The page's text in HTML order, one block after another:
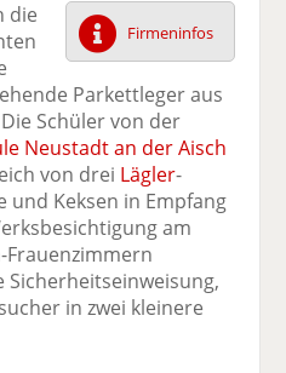
uf
F
ac
e
b
o
o
k
te
il
e
n
wi
tt
er
n
uf
Li
n
k
e
di
n
te
il
n
er
E
m
ai
v
se
n
e
n
ck
e
n
Firmeninfos
die
Parkettleger aus
Schüler von der
Neustadt an der Aisch
von drei Lägler-
Keksen in Empfang
am
Frauenzimmern
Sicherheitseinweisung,
in zwei kleinere